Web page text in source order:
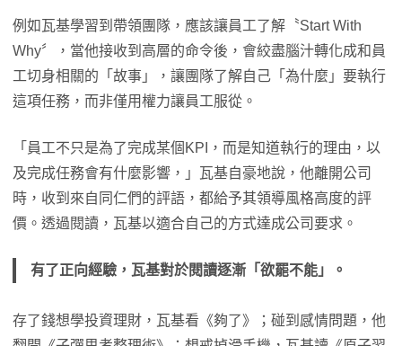
例如瓦基學習到帶領團隊，應該讓員工了解〝Start With
Why〞，當他接收到高層的命令後，會絞盡腦汁轉化成和員
工切身相關的「故事」，讓團隊了解自己「為什麼」要執行
這項任務，而非僅用權力讓員工服從。
「員工不只是為了完成某個KPI，而是知道執行的理由，以
及完成任務會有什麼影響，」瓦基自豪地說，他離開公司
時，收到來自同仁們的評語，都給予其領導風格高度的評
價。透過閱讀，瓦基以適合自己的方式達成公司要求。
有了正向經驗，瓦基對於閱讀逐漸「欲罷不能」。
存了錢想學投資理財，瓦基看《夠了》；碰到感情問題，他